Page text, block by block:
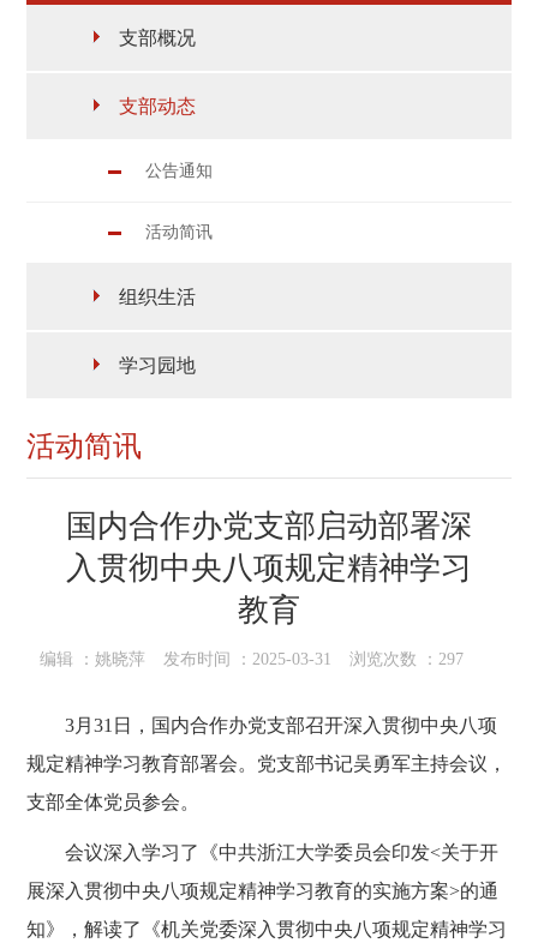
支部概况
支部动态
公告通知
活动简讯
组织生活
学习园地
活动简讯
国内合作办党支部启动部署深
入贯彻中央八项规定精神学习
教育
编辑 ： 姚晓萍 发布时间 ： 2025-03-31 浏览次数 ： 297
3月31 日，国内合作办党支部召开深入贯彻中央八项
规定精神学习教育部署会。党支部书记吴勇军主持会议，
支部全体党员参会。
会议深入学习了《中共浙江大学委员会印发<关于开
展深入贯彻中央八项规定精神学习教育的实施方案>的通
知》，解读了《机关党委深入贯彻中央八项规定精神学习